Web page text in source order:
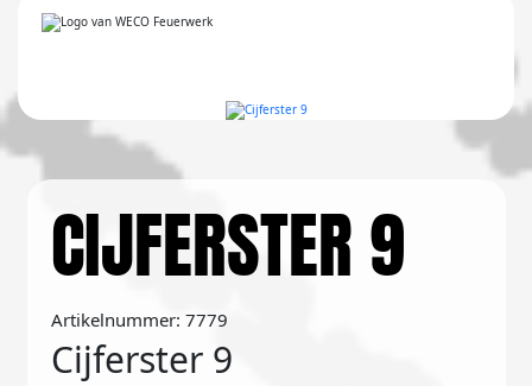
CIJFERSTER 9
Artikelnummer: 7779
Cijferster 9